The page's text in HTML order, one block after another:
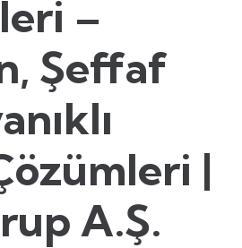
–
Şeffaf
|
A.Ş.